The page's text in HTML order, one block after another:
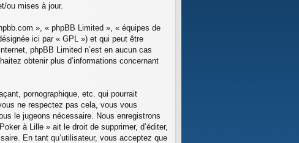
ou mises à jour.
», « phpBB Limited », « équipes de
ici par « GPL ») et qui peut être
phpBB Limited n’est en aucun cas
obtenir plus d’informations concernant
pornographique, etc. qui pourrait
ne respectez pas cela, vous vous
le jugeons nécessaire. Nous enregistrons
à Lille » ait le droit de supprimer, d’éditer,
En tant qu’utilisateur, vous acceptez que